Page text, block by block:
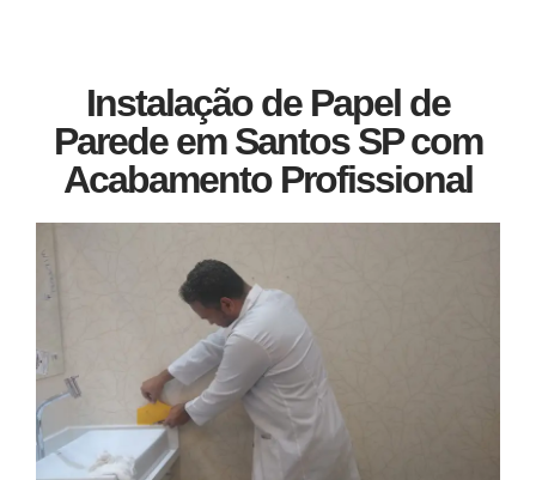
Instalação de Papel de
Parede em Santos SP com
Acabamento Profissional